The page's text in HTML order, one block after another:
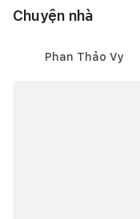
Chuyện nhà
Phan Thảo Vy